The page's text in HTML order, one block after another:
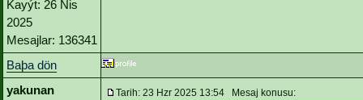
Kayýt: 26 Nis
2025
Mesajlar: 136341
Baþa dön
yakunan
Tarih: 23 Hzr 2025 13:54 Mesaj konusu: